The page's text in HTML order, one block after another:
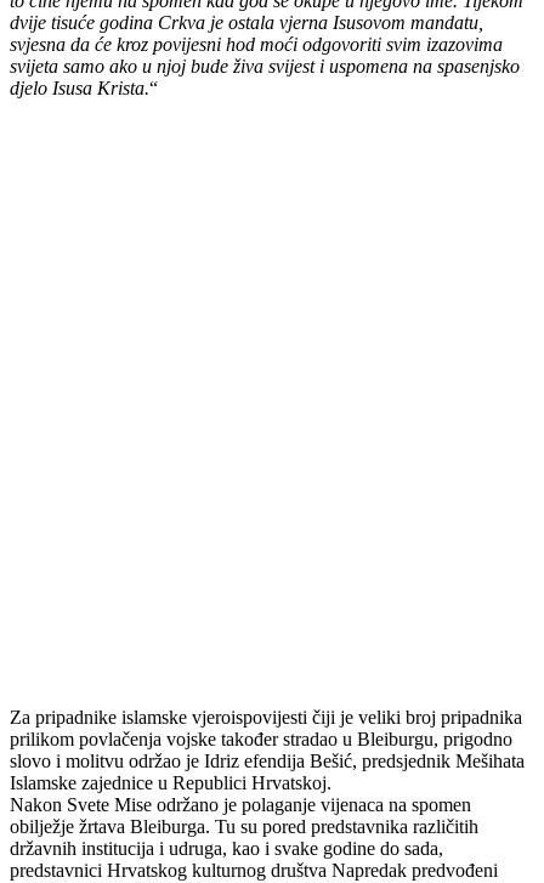
dvije tisuće godina Crkva je ostala vjerna Isusovom mandatu,
svjesna da će kroz povijesni hod moći odgovoriti svim izazovima
svijeta samo ako u njoj bude živa svijest i uspomena na spasenjsko
djelo Isusa Krista.“
Za pripadnike islamske vjeroispovijesti čiji je veliki broj pripadnika
prilikom povlačenja vojske također stradao u Bleiburgu, prigodno
slovo i molitvu održao je Idriz efendija Bešić, predsjednik Mešihata
Islamske zajednice u Republici Hrvatskoj.
Nakon Svete Mise održano je polaganje vijenaca na spomen
obilježje žrtava Bleiburga. Tu su pored predstavnika različitih
državnih institucija i udruga, kao i svake godine do sada,
predstavnici Hrvatskog kulturnog društva Napredak predvođeni